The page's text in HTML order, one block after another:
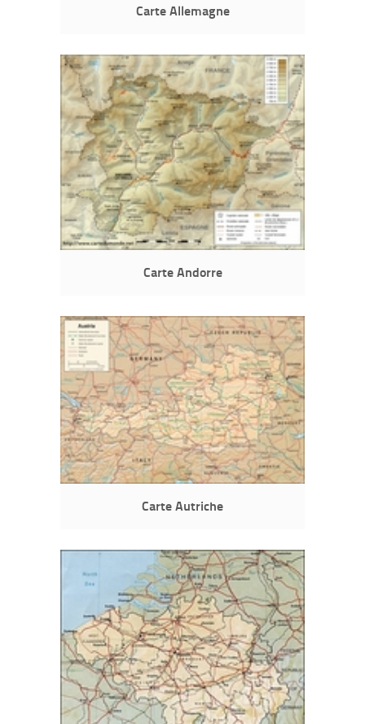
Carte Allemagne
Carte Andorre
Carte Autriche